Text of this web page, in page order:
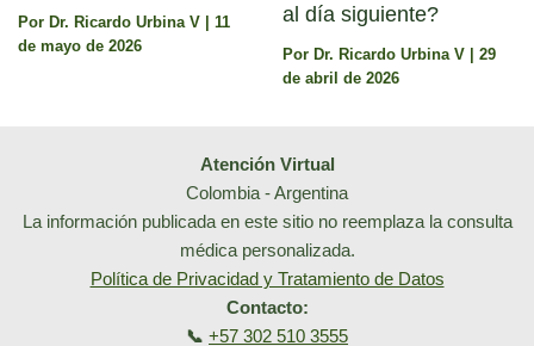
Por Dr. Ricardo Urbina V
11
de mayo de 2026
al día siguiente?
Por Dr. Ricardo Urbina V
29
de abril de 2026
Atención Virtual
Colombia - Argentina
La información publicada en este sitio no reemplaza la consulta
médica personalizada.
Política de Privacidad y Tratamiento de Datos
Contacto:
📞 +57 302 510 3555